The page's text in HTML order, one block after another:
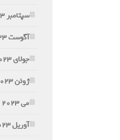
سپتامبر 2023
آگوست 2023
جولای 2023
ژوئن 2023
می 2023
آوریل 2023